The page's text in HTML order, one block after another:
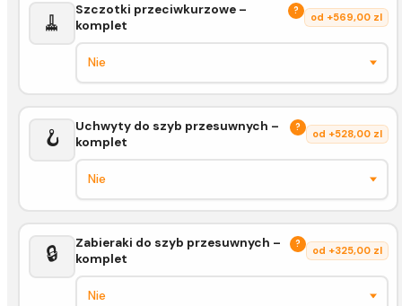
🧹
Szczotki przeciwkurzowe –
komplet
?
od +569,00 zl
🪝
Uchwyty do szyb przesuwnych –
komplet
?
od +528,00 zl
🔒
Zabieraki do szyb przesuwnych –
komplet
?
od +325,00 zl